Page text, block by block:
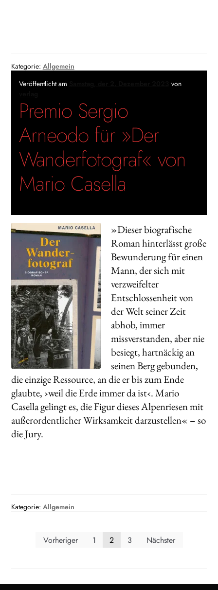
Kategorie: Allgemein
Veröffentlicht am
von
Premio Sergio
Arneodo für »Der
Wanderfotograf« von
Mario Casella
»Dieser biografische
Roman hinterlässt große
Bewunderung für einen
Mann, der sich mit
verzweifelter
Entschlossenheit von
der Welt seiner Zeit
abhob, immer
missverstanden, aber nie
besiegt, hartnäckig an
seinen Berg gebunden,
die einzige Ressource, an die er bis zum Ende
glaubte, ›weil die Erde immer da ist‹. Mario
Casella gelingt es, die Figur dieses Alpenriesen mit
außerordentlicher Wirksamkeit darzustellen« – so
die Jury.
Kategorie: Allgemein
Seitennummerierung
Beiträge
Vorheriger 1 2 3 Nächster